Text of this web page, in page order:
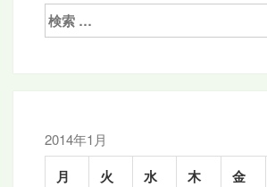
検
索:
2014年1月
月 火 水 木 金